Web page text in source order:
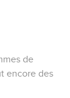
de
encore des